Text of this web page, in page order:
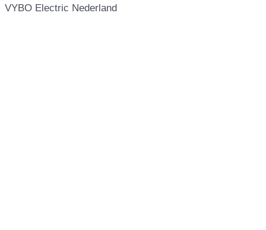
VYBO Electric Nederland